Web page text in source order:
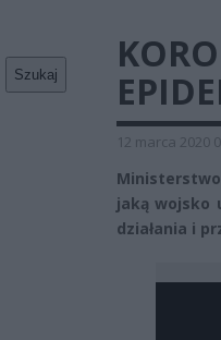
Szukaj
12 marca 2020
jaką wojsko
działania i